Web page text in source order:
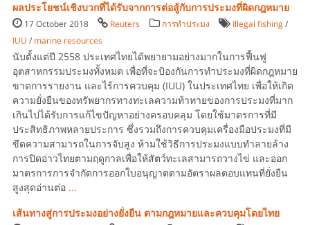
ผลประโยชน์เชิงบวกที่ได้รับจากการต่อสู้กับการประมงที่ผิดกฎหมาย
17 October 2018 Reuters การทำประมง Illegal fishing/
IUU / marine resources
นับตั้งแต่ปี 2558 ประเทศไทยได้พยายามอย่างมากในการฟื้นฟู
อุตสาหกรรมประมงทั้งหมด เพื่อที่จะป้องกันการทำประมงที่ผิดกฎหมาย
ขาดการรายงาน และไร้การควบคุม (IUU) ในประเทศไทย เพื่อให้เกิด
ความยั่งยืนของทรัพยากรทางทะเลความท้าทายของการประมงที่มาก
เกินไปได้รับการแก้ไขปัญหาอย่างครอบคลุม โดยใช้มาตรการที่มี
ประสิทธิภาพหลายประการ ซึ่งรวมถึงการควบคุมเครื่องมือประมงที่มี
ขีดความสามารถในการจับสูง ห้ามใช้วิธีการประมงแบบทำลายล้าง
การปิดอ่าวไทยตามฤดูกาลเพื่อให้สัตว์ทะเลสามารถวางไข่ และออก
มาตรการการจำกัดการออกใบอนุญาตตามอัตราผลตอบแทนที่ยั่งยืน
สูงสุดอ่านต่อ ...
เส้นทางสู่การประมงอย่างยั่งยืน ตามกฎหมายและควบคุมโดยไทย